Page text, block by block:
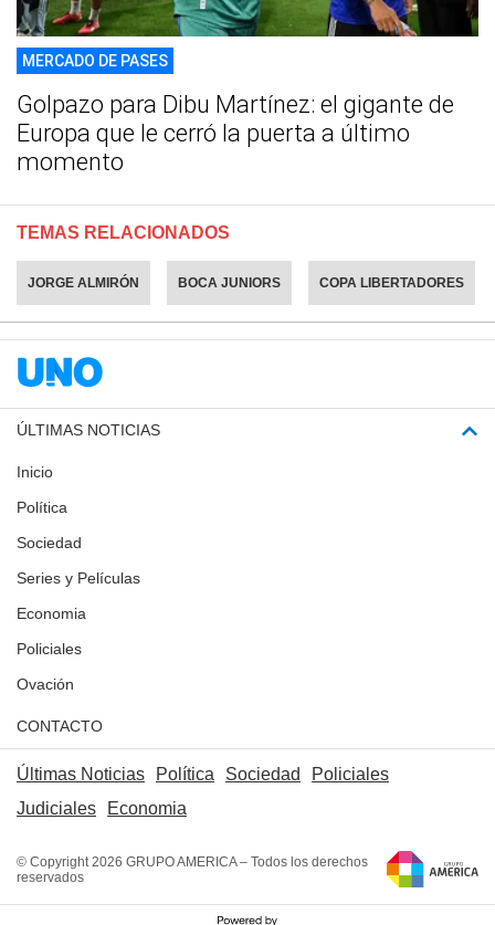
MERCADO DE PASES
Golpazo para Dibu Martínez: el gigante de
Europa que le cerró la puerta a último
momento
TEMAS RELACIONADOS
JORGE ALMIRÓN BOCA JUNIORS COPA LIBERTADORES
ÚLTIMAS NOTICIAS
Inicio
Política
Sociedad
Series y Películas
Economia
Policiales
Ovación
CONTACTO
Últimas Noticias Política Sociedad
Policiales
Judiciales
Economia
© Copyright 2026 GRUPO AMERICA – Todos los derechos
reservados